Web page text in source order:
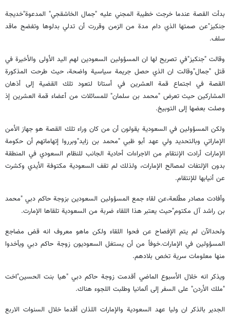
بدأت القصة عندما خرجت خطيبة المجني عليه "جمال الخاشقجي" المدعوة"خديجة
جنكيز"عن صمتها الذي دام مدة من الزمن وقررت أن تدلي بدلوها وتفضح ماقد
سلف.
وقالت "جنكيز"في تصريح لها ان المسؤولين السعودين لهم اليد الأولى والأخيرة في
قتل "جمال"وقالت ان الذي حصل جريمة سياسية واضحة، حيث طرحت المذكورة
القصة في اجتماع قمة العشرين في أستانا لتعود تلك القضية إلى أذهان
المشاركين حيث تعرض "محمد بن سلمان" للمسائلات من أعضاء قمة العشرين إذ
وصلت بعضها إلى التوبيخ.
ولكن المسؤولين في السعودية يقولون أن من كان وراء تلك القصة هو جهاز الأمن
الإماراتي وبالتحديد ولي عهد أبو ظبي "محمد بن زايد"وبرروا إتهاماتهم أن حكومة
الإمارات أرادت الإنتقام من الاجراءات أحادية الجانب للنظام السعودي في المنطقة
بدون الإلتفات لمصالح الإمارات، ولذلك لم تقف السعودية مكتوفة الأيدي وكشرت
عن أنيابها للإنتقام.
وأفادت مصادر مطّلعة،عن لقاء جمع المسؤولين السعودين بزوجة حاكم دبي "محمد
بن راشد آل مكتوم"حيث يعتبر هذا اللقاء ضربة من السعودية تلقاها الإمارت.
ولحدالآن لم يتم الإفصاح عن فحوا اللقاء ولكن ماهو معروف انه قض مضاجع
المسؤولين في الإمارات.خوفاً من أن يستغل السعوديون زوجة حاكم دبي ويأخدوا
منها معلومات سرية تخص بلادهم.
ويذكر انه خلال الأسبوع الماضي أقدمت زوجة حاكم دبي "هيا بنت الحسين"اخت
"ملك الأردن" على السفر إلى ألمانيا وطلبت اللجوء هناك.
الجدير بالذكر ان وليا عهد السعودية والإمارات اللذان أقدما خلال السنوات الاربع